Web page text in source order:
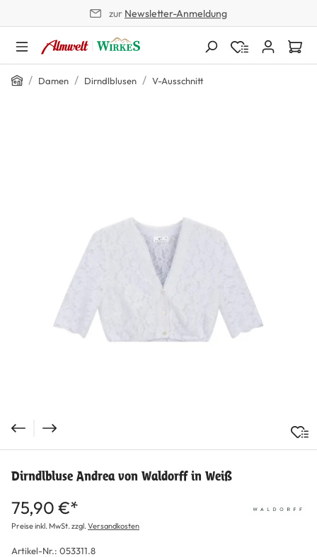
zur Newsletter-Anmeldung
Home
/ Damen / Dirndlblusen / V-Ausschnitt
Dirndlbluse Andrea von Waldorff in Weiß
75,90 €*
Preise inkl. MwSt. zzgl.Versandkosten
Artikel-Nr.: 053311.8